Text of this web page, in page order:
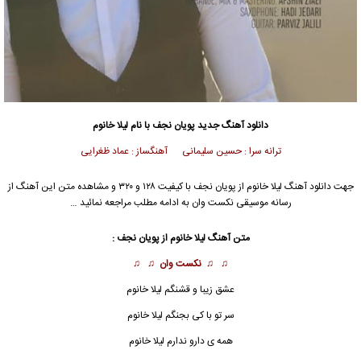
دانلود آهنگ جدیدپویان نجف با نام لیلا خانوم
ترانه سرا : حسین سلیمانی آهنگساز : عماد ظغرایی
جهت دانلود آهنگ لیلا خانوم از پویان نجف با کیفیت ۱۲۸ و ۳۲۰ و مشاهده متن این آهنگ از
رسانه موسیقی نکست وان به ادامه مطلب مراجعه نمائید …
متن آهنگ لیلا خانوم از پویان نجف :
♫ ♫ نکست وان ♫ ♫
عشق زیبا و قشنگم لیلا خانوم
سر تو با کی بجنگم لیلا خانوم
همه ی دارو ندارم لیلا خانوم